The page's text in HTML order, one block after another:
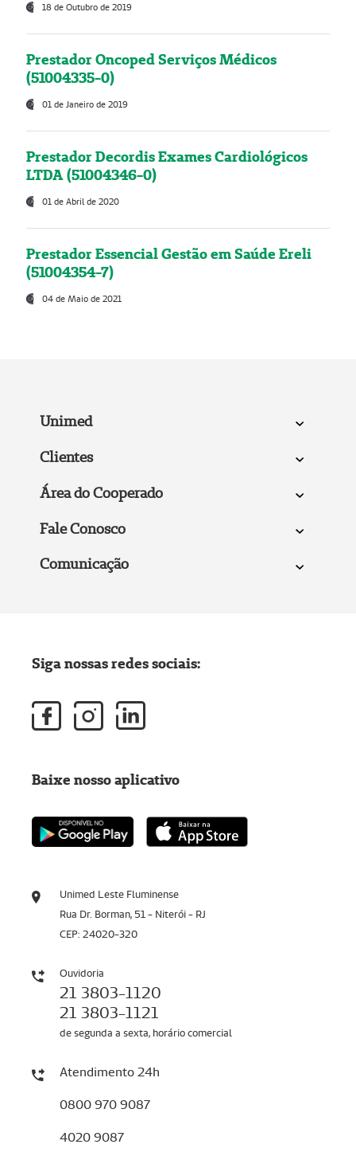
18 de Outubro de 2019
Prestador Oncoped Serviços Médicos
(51004335-0)
01 de Janeiro de 2019
Prestador Decordis Exames Cardiológicos
LTDA (51004346-0)
01 de Abril de 2020
Prestador Essencial Gestão em Saúde Ereli
(51004354-7)
04 de Maio de 2021
Unimed
Clientes
Área do Cooperado
Fale Conosco
Comunicação
Unimed Leste Fluminense
Rua Dr. Borman, 51 - Niterói - RJ
CEP: 24020-320
Ouvidoria
21 3803-1120
21 3803-1121
de segunda a sexta, horário comercial
Atendimento 24h
0800 970 9087
4020 9087
Siga nossas redes sociais:
Baixe nosso aplicativo